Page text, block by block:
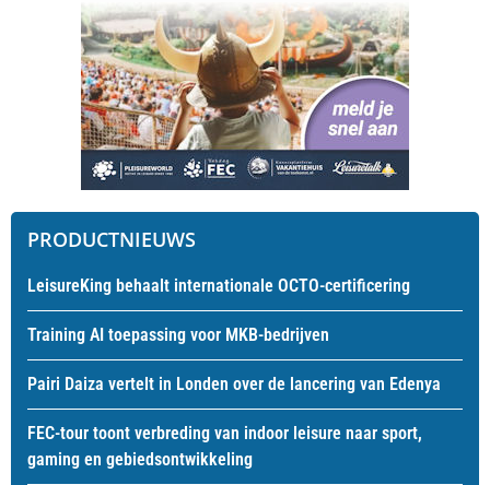
PRODUCTNIEUWS
LeisureKing behaalt internationale OCTO-certificering
Training AI toepassing voor MKB-bedrijven
Pairi Daiza vertelt in Londen over de lancering van Edenya
FEC-tour toont verbreding van indoor leisure naar sport,
gaming en gebiedsontwikkeling